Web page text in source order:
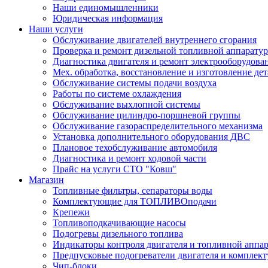
Наши единомышленники
Юридическая информация
Наши услуги
Обслуживание двигателей внутреннего сгорания
Проверка и ремонт дизельной топливной
Диагностика двигателя и ремонт
Мех. обработка, восстановление и изготовление
Обслуживание системы подачи воздуха
Работы по системе охлаждения
Обслуживание выхлопной системы
Обслуживание цилиндро-поршневой группы
Обслуживание газораспределительного механизма
Установка дополнительного оборудования ДВС
Плановое техобслуживание автомобиля
Диагностика и ремонт ходовой части
Прайс на услуги СТО "Ковш"
Магазин
Топливные фильтры, сепараторы воды
Комплектующие для ТОПЛИВОподачи
Крепежи
Топливоподкачивающие насосы
Подогревы дизельного топлива
Индикаторы контроля двигателя и топливной
Предпусковые подогреватели двигателя и
Чип-блоки